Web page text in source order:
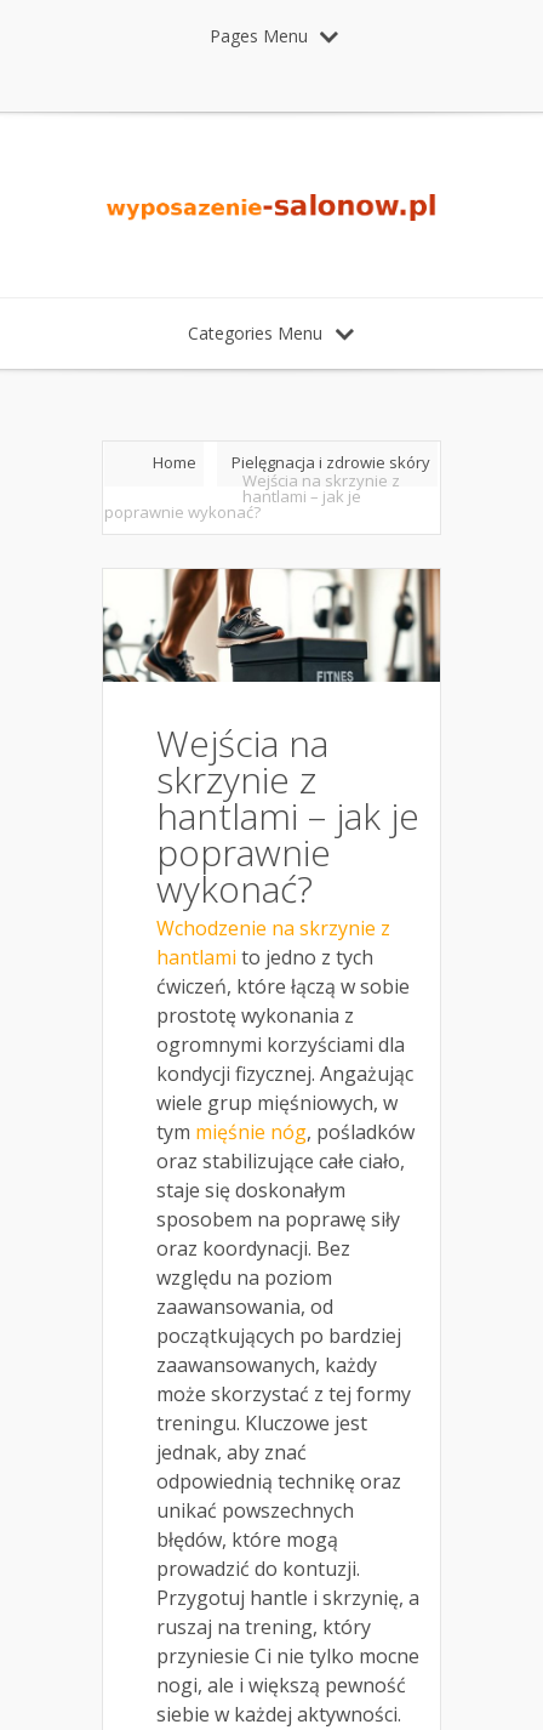
Pages Menu
Categories Menu
Home
Pielęgnacja i zdrowie skóry
Wejścia na skrzynie z
hantlami – jak je
poprawnie wykonać?
Wejścia na
skrzynie z
hantlami – jak je
poprawnie
wykonać?
Wchodzenie na skrzynie z
hantlami to jedno z tych
ćwiczeń, które łączą w sobie
prostotę wykonania z
ogromnymi korzyściami dla
kondycji fizycznej. Angażując
wiele grup mięśniowych, w
tym mięśnie nóg, pośladków
oraz stabilizujące całe ciało,
staje się doskonałym
sposobem na poprawę siły
oraz koordynacji. Bez
względu na poziom
zaawansowania, od
początkujących po bardziej
zaawansowanych, każdy
może skorzystać z tej formy
treningu. Kluczowe jest
jednak, aby znać
odpowiednią technikę oraz
unikać powszechnych
błędów, które mogą
prowadzić do kontuzji.
Przygotuj hantle i skrzynię, a
ruszaj na trening, który
przyniesie Ci nie tylko mocne
nogi, ale i większą pewność
siebie w każdej aktywności.